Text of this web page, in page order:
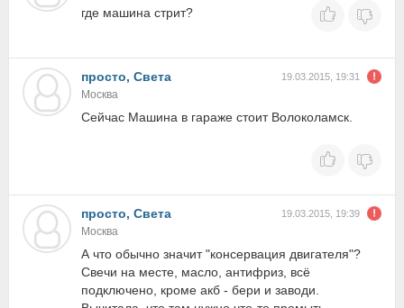
где машина стрит?
просто, Света 19.03.2015, 19:31
Москва
Сейчас Машина в гараже стоит Волоколамск.
просто, Света 19.03.2015, 19:39
Москва
А что обычно значит "консервация двигателя"?
Свечи на месте, масло, антифриз, всё
подключено, кроме акб - бери и заводи.